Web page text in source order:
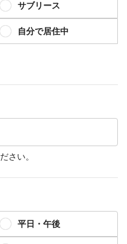
サブリース
自分で居住中
さい。
平日・午後